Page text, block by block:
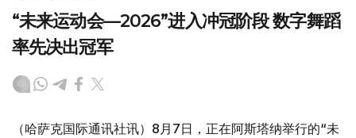
“未来运动会—2026”进入冲冠阶段 数字舞蹈
率先决出冠军
（哈萨克国际通讯社讯）8月7日，正在阿斯塔纳举行的“未